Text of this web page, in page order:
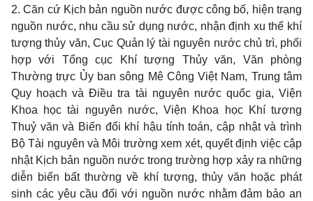
2.Căn cứ Kịch bản nguồn nước được công bố, hiện trạng
nguồn nước, nhu cầu sử dụng nước, nhận định xu thế khí
tượng thủy văn, Cục Quản lý tài nguyên nước chủ trì, phối
hợp với Tổng cục Khí tượng Thủy văn, Văn phòng
Thường trực Ủy ban sông Mê Công Việt Nam, Trung tâm
Quy hoạch và Điều tra tài nguyên nước quốc gia, Viện
Khoa học tài nguyên nước, Viện Khoa học Khí tượng
Thuỷ văn và Biến đổi khí hậu tính toán, cập nhật và trình
Bộ Tài nguyên và Môi trường xem xét, quyết định việc cập
nhật Kịch bản nguồn nước trong trường hợp xảy ra những
diễn biến bất thường về khí tượng, thủy văn hoặc phát
sinh các yêu cầu đối với nguồn nước nhằm đảm bảo an